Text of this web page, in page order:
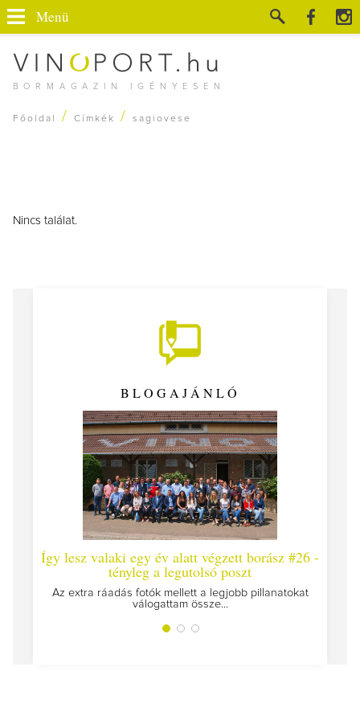
BORMAGAZIN IGÉNYESEN
Menü
Főoldal / Címkék / sagiovese
Nincs találat.
BLOGAJÁNLÓ
Így lesz valaki egy év alatt végzett borász #26 -
tényleg a legutolsó poszt
Az extra ráadás fotók mellett a legjobb pillanatokat
válogattam össze...